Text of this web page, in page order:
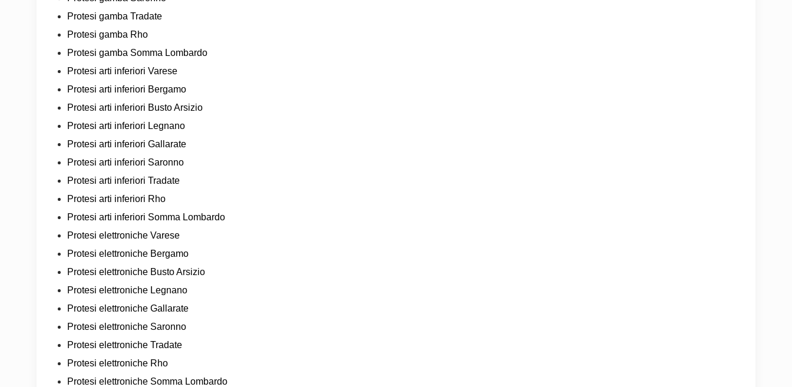
Protesi gamba Tradate
Protesi gamba Rho
Protesi gamba Somma Lombardo
Protesi arti inferiori Varese
Protesi arti inferiori Bergamo
Protesi arti inferiori Busto Arsizio
Protesi arti inferiori Legnano
Protesi arti inferiori Gallarate
Protesi arti inferiori Saronno
Protesi arti inferiori Tradate
Protesi arti inferiori Rho
Protesi arti inferiori Somma Lombardo
Protesi elettroniche Varese
Protesi elettroniche Bergamo
Protesi elettroniche Busto Arsizio
Protesi elettroniche Legnano
Protesi elettroniche Gallarate
Protesi elettroniche Saronno
Protesi elettroniche Tradate
Protesi elettroniche Rho
Protesi elettroniche Somma Lombardo